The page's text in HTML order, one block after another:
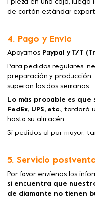
1 pieza en una caja,
de cartón estándar
4. Pago y Envío
Apoyamos Paypal y T/T
Para pedidos regulares,
preparación y
superan las dos semanas.
Lo más probable es que
FedEx, UPS, etc., tardará
hasta su almacén.
Si pedidos al por mayor,
5. Servicio
Por favor envíenos los
si encuentra que
de diamante no tienen